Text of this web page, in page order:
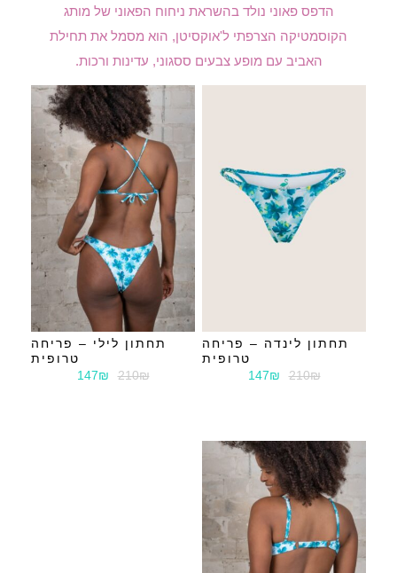
הדפס פאוני נולד בהשראת ניחוח הפאוני של מותג
הקוסמטיקה הצרפתי ל'אוקסיטן, הוא מסמל את תחילת
האביב עם מופע צבעים ססגוני, עדינות ורכות.
תחתון לינדה – פריחה
טרופית
210₪
147₪
תחתון לילי – פריחה
טרופית
210₪
147₪